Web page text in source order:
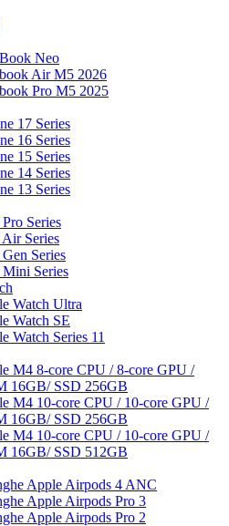
Neo
Air M5 2026
Pro M5 2025
17 Series
16 Series
15 Series
14 Series
13 Series
Series
Air Series
Series
Mini Series
Watch Ultra
Watch SE
Watch Series 11
M4 8-core CPU / 8-core GPU /
16GB/ SSD 256GB
M4 10-core CPU / 10-core GPU /
16GB/ SSD 256GB
M4 10-core CPU / 10-core GPU /
16GB/ SSD 512GB
Apple Airpods 4 ANC
Apple Airpods Pro 3
Apple Airpods Pro 2